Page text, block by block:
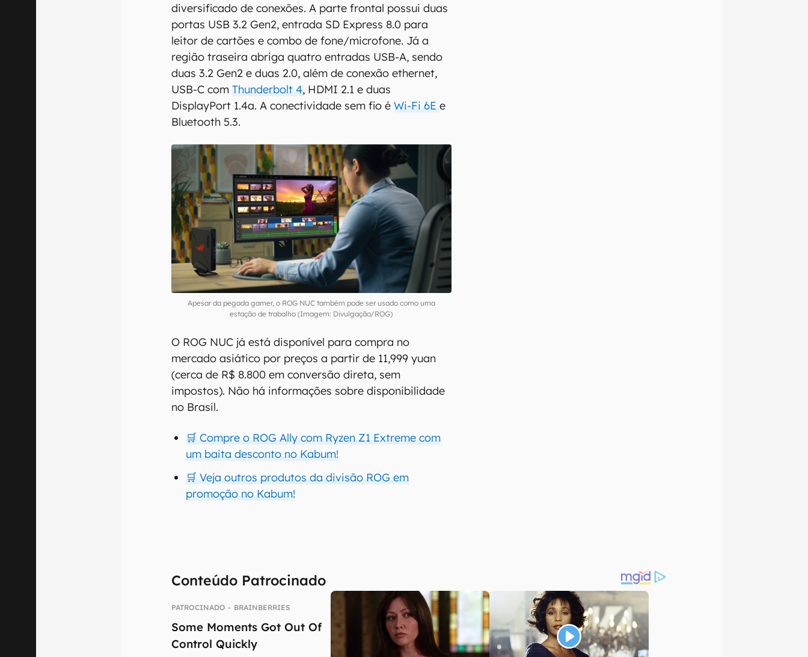
diversificado de conexões. A parte frontal possui duas
portas USB 3.2 Gen2, entrada SD Express 8.0 para
leitor de cartões e combo de fone/microfone. Já a
região traseira abriga quatro entradas USB-A, sendo
duas 3.2 Gen2 e duas 2.0, além de conexão ethernet,
USB-C comThunderbolt 4, HDMI 2.1 e duas
DisplayPort 1.4a. A conectividade sem fio éWi-Fi 6Ee
Bluetooth 5.3.
Apesar da pegada gamer, o ROG NUC também pode ser usado como uma
estação de trabalho (Imagem: Divulgação/ROG)
O ROG NUC já está disponível para compra no
mercado asiático por preços a partir de 11,999 yuan
(cerca de R$ 8.800 em conversão direta, sem
impostos). Não há informações sobre disponibilidade
no Brasil.
🛒 Compre o ROG Ally com Ryzen Z1 Extreme com
um baita desconto no Kabum!
🛒 Veja outros produtos da divisão ROG em
promoção no Kabum!